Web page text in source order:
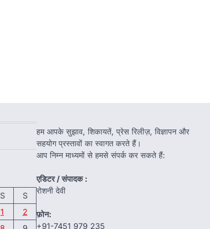
S
S
1
2
हम आपके सुझाव, शिकायतें, प्रेस रिलीज़, विज्ञापन और
सहयोग प्रस्तावों का स्वागत करते हैं।
आप निम्न माध्यमों से हमसे संपर्क कर सकते हैं:
एडिटर / संपादक :
रोशनी देवी
फ़ोन:
+91-7451 979 235